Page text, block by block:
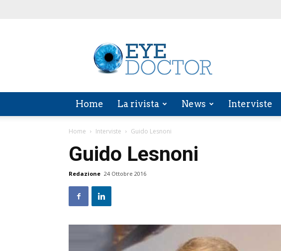
EYE
DOCTOR
Home La rivista News Interviste
Home Interviste Guido Lesnoni
Guido Lesnoni
Redazione 24 Ottobre 2016